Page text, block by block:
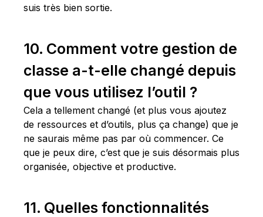
suis très bien sortie.
10. Comment votre gestion de
classe a-t-elle changé depuis
que vous utilisez l’outil ?
Cela a tellement changé (et plus vous ajoutez
de ressources et d’outils, plus ça change) que je
ne saurais même pas par où commencer. Ce
que je peux dire, c’est que je suis désormais plus
organisée, objective et productive.
11. Quelles fonctionnalités